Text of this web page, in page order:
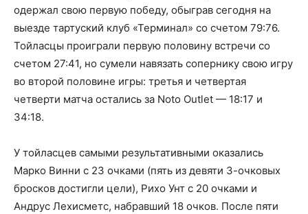
одержал свою первую победу, обыграв сегодня на
выезде тартуский клуб «Терминал» со счетом 79:76.
Тойласцы проиграли первую половину встречи со
счетом 27:41, но сумели навязать сопернику свою игру
во второй половине игры: третья и четвертая
четверти матча остались за Noto Outlet — 18:17 и
34:18.
У тойласцев самыми результативными оказались
Марко Винни с 23 очками (пять из девяти 3-очковых
бросков достигли цели), Рихо Унт с 20 очками и
Андрус Лехисметс, набравший 18 очков. После пяти